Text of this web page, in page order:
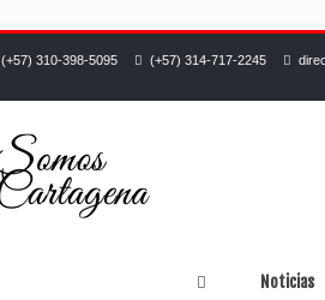
(+57) 310-398-5095 (+57) 314-717-2245
Noticias